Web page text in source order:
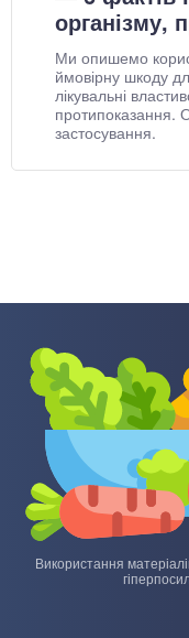
організму,
Ми опишемо
ймовірну шкоду
лікувальні
протипоказання.
застосування.
Використання